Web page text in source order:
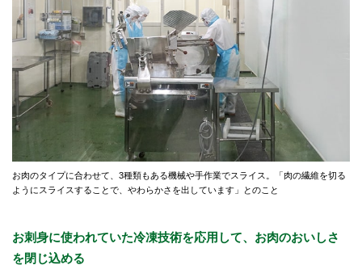
お肉のタイプに合わせて、3種類もある機械や手作業でスライス。「肉の繊維を切る
ようにスライスすることで、やわらかさを出しています」とのこと
お刺身に使われていた冷凍技術を応用して、お肉のおいしさ
を閉じ込める